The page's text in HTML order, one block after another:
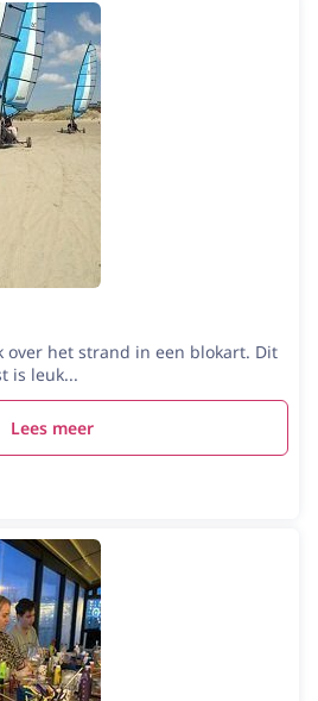
over het strand in een blokart. Dit
is leuk...
Lees meer